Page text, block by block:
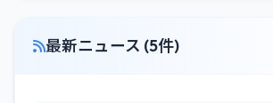
最新ニュース (5件)